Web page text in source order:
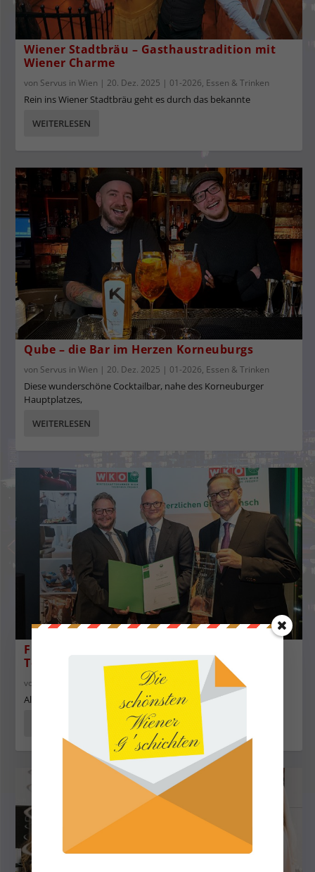
Wiener Stadtbräu – Gasthaustradition mit
Wiener Charme
von Servus in Wien | 20. Dez. 2025 | 01-2026, Essen & Trinken
Rein ins Wiener Stadtbräu geht es durch das bekannte
WEITERLESEN
Qube – die Bar im Herzen Korneuburgs
von Servus in Wien | 20. Dez. 2025 | 01-2026, Essen & Trinken
Diese wunderschöne Cocktailbar, nahe des Korneuburger
Hauptplatzes,
WEITERLESEN
Flughafen Wien und der Wiener
Tourismuspreis 2025
von | 20. Dez. 2025| 01-2026 , Sport & Freizeit
Alljährlich vergibt die Sparte Tourismus und Freizeitwirtschaft